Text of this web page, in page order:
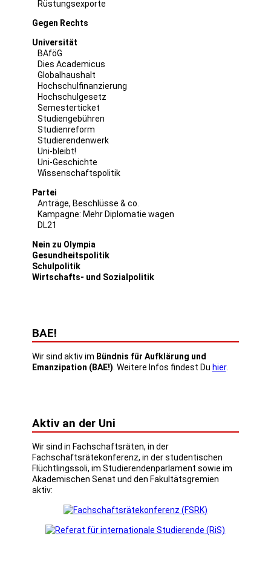
Rüstungsexporte
Gegen Rechts
Universität
BAföG
Dies Academicus
Globalhaushalt
Hochschulfinanzierung
Hochschulgesetz
Semesterticket
Studiengebühren
Studienreform
Studierendenwerk
Uni-bleibt!
Uni-Geschichte
Wissenschaftspolitik
Partei
Anträge, Beschlüsse & co.
Kampagne: Mehr Diplomatie wagen
DL21
Nein zu Olympia
Gesundheitspolitik
Schulpolitik
Wirtschafts- und Sozialpolitik
BAE!
Wir sind aktiv im Bündnis für Aufklärung und
Emanzipation (BAE!) . Weitere Infos findest Du hier.
Aktiv an der Uni
Wir sind in Fachschaftsräten, in der
Fachschaftsrätekonferenz, in der studentischen
Flüchtlingssoli, im Studierendenparlament sowie im
Akademischen Senat und den Fakultätsgremien
aktiv: